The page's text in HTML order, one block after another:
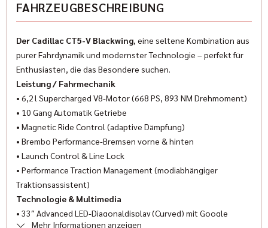
AUSSTATTUNG
Anzahl der Türen
4/5
Anzahl Sitzplätze
Innenfarbe
Innenausstattung
Leder
Klimatisierung
✓ Wegfahrsperre
✓ Servolenkung
✓ Sportsitze
✓ Traktionskontrolle
✓ Reifendruckkontrolle
✓ Getönte Scheiben
✓ Navigationssystem
✓ Bordcomputer
FAHRZEUGBESCHREIBUNG
Der Cadillac CT5-V Blackwing, eine seltene Kombination aus
purer Fahrdynamik und modernster Technologie – perfekt für
Enthusiasten, die das Besondere suchen.
Leistung / Fahrmechanik
• 6,2 l Supercharged V8-Motor (668 PS, 893 NM Drehmoment)
• 10 Gang Automatik Getriebe
• Magnetic Ride Control (adaptive Dämpfung)
• Brembo Performance-Bremsen vorne & hinten
• Launch Control & Line Lock
• Performance Traction Management (modiabhängiger
Traktionsassistent)
Technologie & Multimedia
• 33″ Advanced LED-Diagonaldisplay (Curved) mit Google
Mehr Informationen anzeigen